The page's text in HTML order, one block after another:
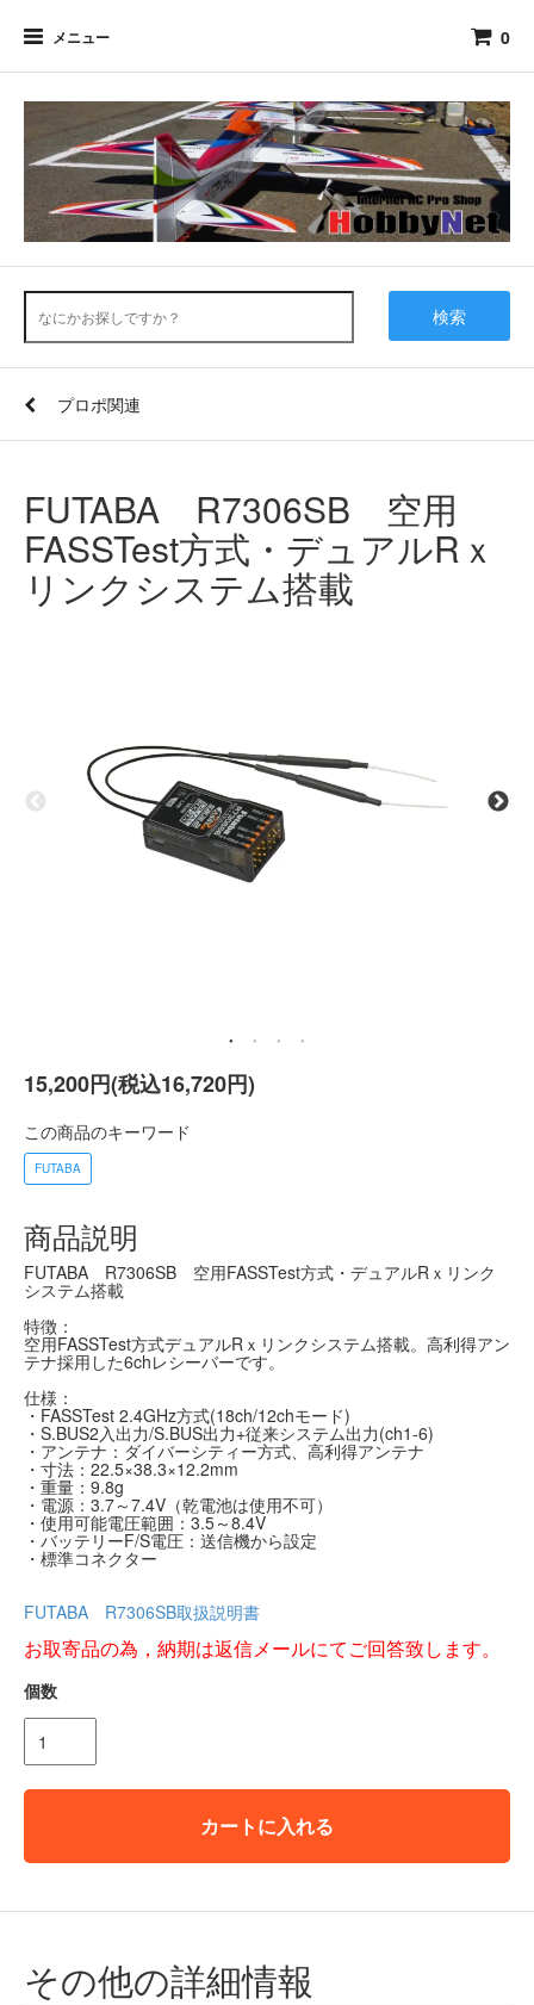
メニュー 0
検索
プロポ関連
FUTABA R7306SB 空用
FASSTest方式・デュアルRｘ
リンクシステム搭載
15,200円(税込16,720円)
この商品のキーワード
FUTABA
商品説明
FUTABA R7306SB 空用FASSTest方式・デュアルRｘリンク
システム搭載
特徴：
空用FASSTest方式デュアルRｘリンクシステム搭載。高利得アン
テナ採用した6chレシーバーです。
仕様：
・FASSTest 2.4GHz方式(18ch/12chモード)
・S.BUS2入出力/S.BUS出力+従来システム出力(ch1-6)
・アンテナ：ダイバーシティー方式、高利得アンテナ
・寸法：22.5×38.3×12.2mm
・重量：9.8g
・電源：3.7～7.4V（乾電池は使用不可）
・使用可能電圧範囲：3.5～8.4V
・バッテリーF/S電圧：送信機から設定
・標準コネクター
FUTABA R7306SB取扱説明書
お取寄品の為，納期は返信メールにてご回答致します。
個数
カートに入れる
その他の詳細情報